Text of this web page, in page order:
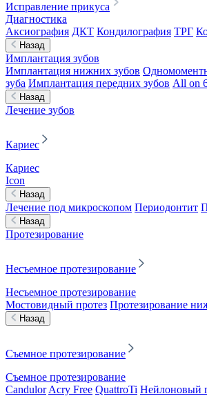
Исправление прикуса
Диагностика
Аксиография ДКТ Кондилография ТРГ
Назад
Имплантация зубов
Имплантация нижних зубов
зуба Имплантация передних зубов All on
Назад
Лечение зубов
Кариес
Кариес
Icon
Назад
Лечение под микроскопом Периодонтит
Назад
Протезирование
Несъемное протезирование
Несъемное протезирование
Мостовидный протез Протезирование
Назад
Съемное протезирование
Съемное протезирование
Candulor Acry Free QuattroTi Нейлоновый